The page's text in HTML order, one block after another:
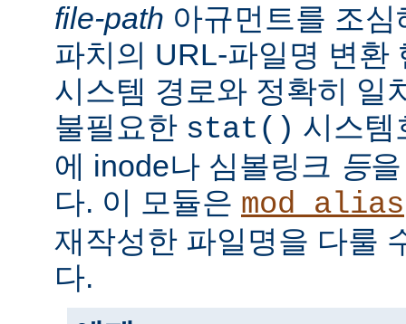
file-path 아규먼트를 조
파치의 URL-파일명 변환
시스템 경로와 정확히 일
불필요한 stat() 시스템
에 inode나 심볼링크 등
다. 이 모듈은 mod_alias
재작성한 파일명을 다룰
다.